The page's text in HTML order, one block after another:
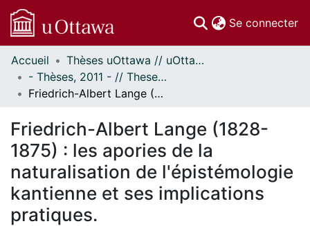
Se connecter
Communautés
et collections
Parcourir
À propos
Accueil
Thèses uOttawa // uOttawa Theses
- Thèses, 2011 - // Theses, 2011 -
Friedrich-Albert Lange (1828-1875) : les apories de la naturalisation de l'épistémologie kantienne et ses implications pratiques.
Friedrich-Albert Lange (1828-
1875) : les apories de la
naturalisation de l'épistémologie
kantienne et ses implications
pratiques.